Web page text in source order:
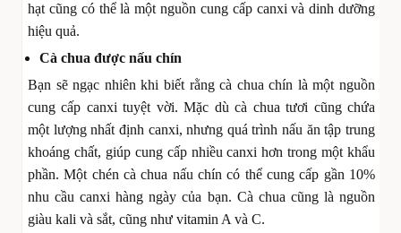
hạt cũng có thể là một nguồn cung cấp canxi và dinh dưỡng
hiệu quả.
Cà chua được nấu chín
Bạn sẽ ngạc nhiên khi biết rằng cà chua chín là một nguồn
cung cấp canxi tuyệt vời. Mặc dù cà chua tươi cũng chứa
một lượng nhất định canxi, nhưng quá trình nấu ăn tập trung
khoáng chất, giúp cung cấp nhiều canxi hơn trong một khẩu
phần. Một chén cà chua nấu chín có thể cung cấp gần 10%
nhu cầu canxi hàng ngày của bạn. Cà chua cũng là nguồn
giàu kali và sắt, cũng như vitamin A và C.